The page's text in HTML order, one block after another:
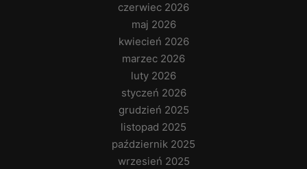
czerwiec 2026
maj 2026
kwiecień 2026
marzec 2026
luty 2026
styczeń 2026
grudzień 2025
listopad 2025
październik 2025
wrzesień 2025